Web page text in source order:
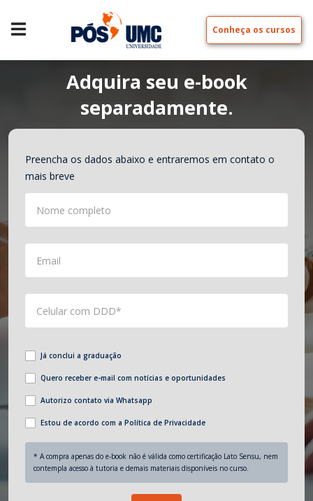
Conheça os cursos
Adquira seu e-book
separadamente.
Preencha os dados abaixo e entraremos em contato o
mais breve
Nome completo
Email
Celular com DDD*
Já conclui a graduação
Quero receber e-mail com notícias e oportunidades
Autorizo contato via Whatsapp
Estou de acordo com a Política de Privacidade
* A compra apenas do e-book não é válida como certificação Lato Sensu, nem
contempla acesso à tutoria e demais materiais disponíveis no curso.